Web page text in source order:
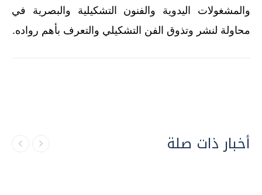
والمشغولات اليدوية والفنون التشكيلية والبصرية في
محاولة لنشر وتذوق الفن التشكيلي والتعرف بأهم رواده.
أخبار ذات صلة